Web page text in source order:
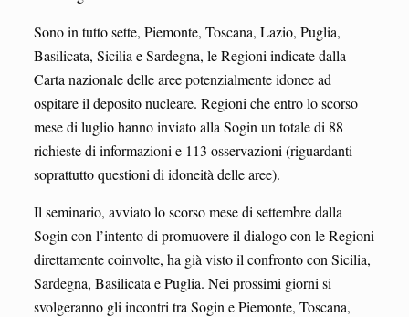
Sono in tutto sette, Piemonte, Toscana, Lazio, Puglia,
Basilicata, Sicilia e Sardegna, le Regioni indicate dalla
Carta nazionale delle aree potenzialmente idonee ad
ospitare il deposito nucleare. Regioni che entro lo scorso
mese di luglio hanno inviato alla Sogin un totale di 88
richieste di informazioni e 113 osservazioni (riguardanti
soprattutto questioni di idoneità delle aree).
Il seminario, avviato lo scorso mese di settembre dalla
Sogin con l’intento di promuovere il dialogo con le Regioni
direttamente coinvolte, ha già visto il confronto con Sicilia,
Sardegna, Basilicata e Puglia. Nei prossimi giorni si
svolgeranno gli incontri tra Sogin e Piemonte, Toscana,